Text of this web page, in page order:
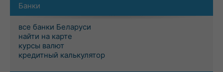
Банки
все банки Беларуси
найти на карте
курсы валют
кредитный калькулятор